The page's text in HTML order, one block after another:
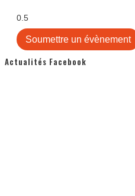
Soumettre un évènement
Actualités Facebook